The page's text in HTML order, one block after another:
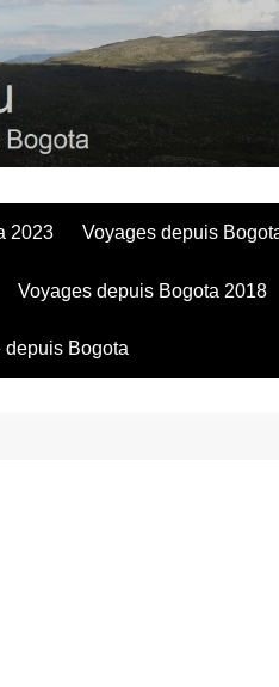
2023 Voyages depuis
Voyages depuis Bogota 2018
Bogota